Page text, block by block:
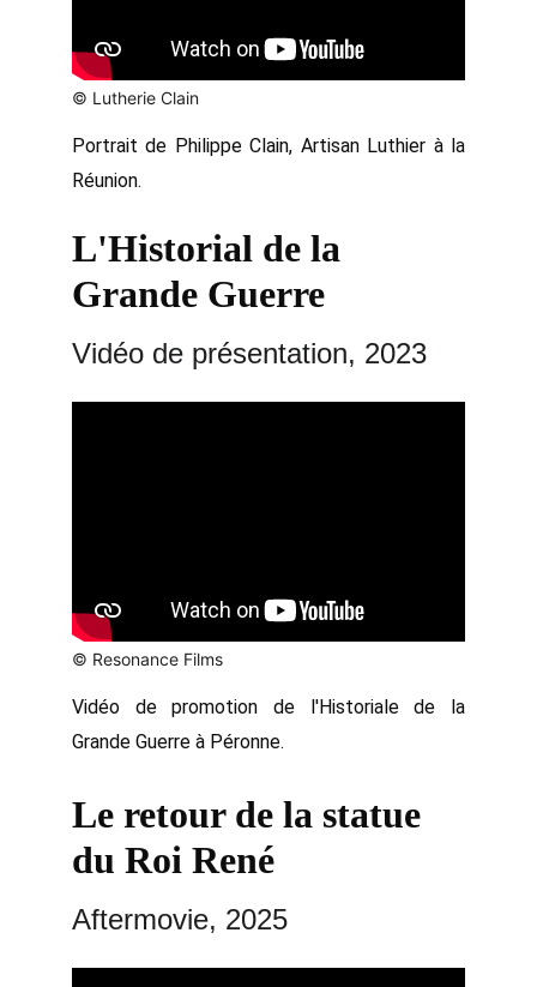
Portrait de Philippe Clain, Artisan Luthier à la
Réunion.
© Lutherie Clain
L'Historial de la
Grande Guerre
Vidéo de promotion de l'Historiale de la
Grande Guerre à Péronne.
Vidéo de présentation, 2023
© Resonance Films
Le retour de la statue
du Roi René
Aftermovie, 2025